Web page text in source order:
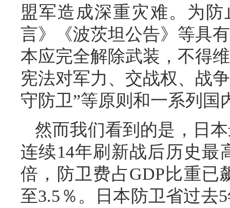
盟军造成深重灾难。为
言》《波茨坦公告》等具
本应完全解除武装，不得
宪法对军力、交战权、战
守防卫”等原则和一系列国
然而我们看到的是，日
连续14年刷新战后历史最
倍，防卫费占GDP比重已
至3.5％。日本防卫省过去